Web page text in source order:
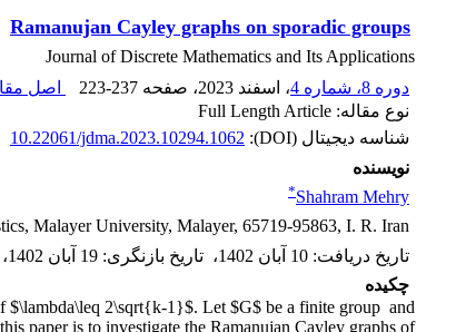
Ramanujan Cayley graphs on sporadic groups
Journal of Discrete Mathematics and Its Applications
دوره 8، شماره 4
، اسفند 2023 ، صفحه 223-237 اصل
نوع مقاله: Full Length Article
شناسه دیجیتال (DOI):
10.22061/jdma.2023.10294.1062
نویسنده
Shahram Mehry
*
Malayer University, Malayer, 65719-95863, I. R. Iran
تاریخ دریافت: 10 آبان 1402 ، تاریخ بازنگری: 19 آبان 1402 ،
چکیده
$\lambda\leq 2\sqrt{k-1}$. Let $G$ be a finite group and
paper is to investigate the Ramanujan Cayley graphs of